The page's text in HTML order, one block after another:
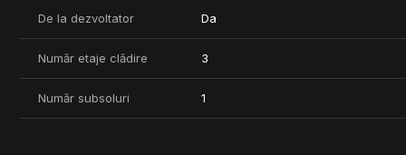
Proprietatea face parte din cel mai nou proiect imobiliar din
40 de ani, acesta fiind la al 4-lea proiect al sau in Bucuresti.
De la dezvoltator Da
Număr etaje clădire 3
Număr subsoluri 1